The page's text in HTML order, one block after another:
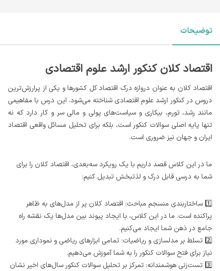
توضیحات
اقتصاد کلان کنکور ارشد علوم اقتصادی
اقتصاد کلان به عنوان دروازه درک اقتصاد کل کشورها و یکی از پرارزش‌ترین
دروس در کنکور ارشد علوم اقتصادی شناخته می‌شود. این درس با مفاهیمی
مانند رشد، تورم، بیکاری و سیاست‌های پولی و مالی سر و کار دارد که نه
تنها پایه اصلی سوالات کنکور است، بلکه برای تحلیل مسائل واقعی اقتصاد
ایران و جهان نیز ضروری است.
ما در این کلاس قصد داریم با یک رویکرد سه‌بعدی، اقتصاد کلان را برای
شما به درسی قابل درک و لذتبخش تبدیل کنیم:
1️⃣ ساختاربندی منسجم مباحث: اقتصاد کلان پر از مدل‌های به ظاهر
پراکنده است. ما در این کلاس، با ایجاد پیوند بین مدل‌ها یک نقشه راه
جامع در ذهن شما ایجاد می‌کنیم.
2️⃣ تسلط بر مدلسازی و ریاضیات: تمامی ابزارهای ریاضی و نموداری مورد
نیاز برای فتح سوالات کنکور را به شما آموزش می‌دهیم.
3️⃣ تست‌زنی هوشمندانه: تمرکز بر تحلیل سوالات کنکور سال‌های اخیر نشان